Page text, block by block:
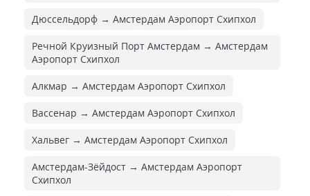
Дюссельдорф → Амстердам Аэропорт Схипхол
Речной Круизный Порт Амстердам → Амстердам
Аэропорт Схипхол
Алкмар → Амстердам Аэропорт Схипхол
Вассенар → Амстердам Аэропорт Схипхол
Хальвег → Амстердам Аэропорт Схипхол
Амстердам-Зёйдост → Амстердам Аэропорт
Схипхол